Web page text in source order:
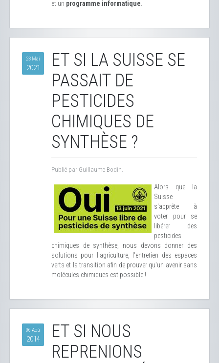
et un programme informatique
23 Mai
2021
ET SI LA SUISSE SE
PASSAIT DE
PESTICIDES
CHIMIQUES DE
SYNTHÈSE ?
Publié par Guillaume Bodin.
Alors que la
Suisse
s'apprête à
voter pour se
libérer des
pesticides
chimiques de synthèse, nous devons donner des
solutions pour l'agriculture, l'entretien des espaces
verts et la transition afin de prouver qu'un avenir sans
molécules chimiques est possible !
06 Aoû
2014
ET SI NOUS
REPRENIONS